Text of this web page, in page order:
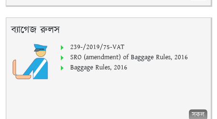
ব্যাগেজ রুলস
239-/2019/75-VAT
SRO (amendment) of Baggage Rules, 2016
Baggage Rules, 2016
সকল